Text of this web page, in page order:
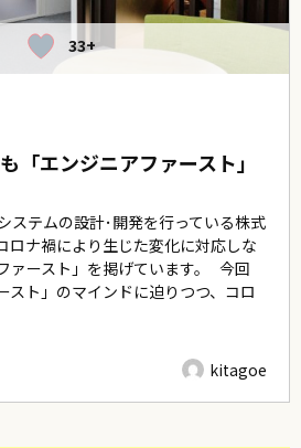
33+
「エンジニアファースト」
ステムの設計･開発を行っている株式
ロナ禍により生じた変化に対応しな
ァースト」を掲げています。 今回
スト」のマインドに迫りつつ、コロ
kitagoe